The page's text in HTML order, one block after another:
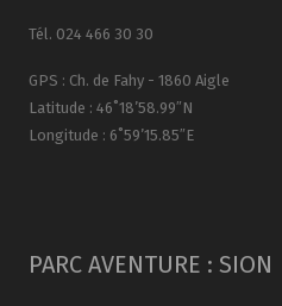
Tél. 024 466 30 30
GPS : Ch. de Fahy - 1860 Aigle
Latitude : 46˚18’58.99″N
Longitude : 6˚59’15.85″E
PARC AVENTURE : SION